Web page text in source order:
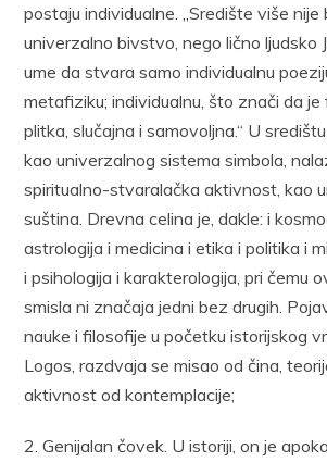
postaju individualne. „Središte više nije
univerzalno bivstvo, nego lično ljudsko
ume da stvara samo individualnu
metafiziku; individualnu, što znači da je
plitka, slučajna i samovoljna.“ U
kao univerzalnog sistema simbola,
spiritualno-stvaralačka aktivnost, kao
suština. Drevna celina je, dakle: i
astrologija i medicina i etika i politika i
i psihologija i karakterologija, pri čemu
smisla ni značaja jedni bez drugih.
nauke i filosofije u početku istorijskog
Logos, razdvaja se misao od čina,
aktivnost od kontemplacije;
2. Genijalan čovek. U istoriji, on je